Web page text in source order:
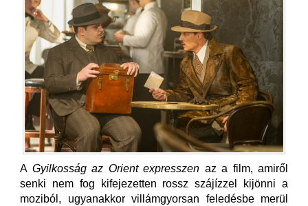
A Gyilkosság az Orient expresszen az a film, amiről
senki nem fog kifejezetten rossz szájízzel kijönni a
moziból, ugyanakkor villámgyorsan feledésbe merül